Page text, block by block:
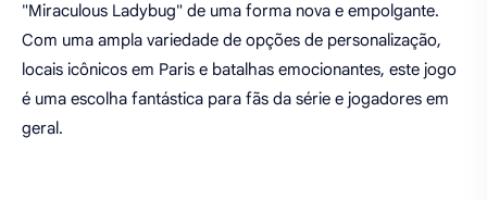
"Miraculous Ladybug" de uma forma nova e empolgante.
Com uma ampla variedade de opções de personalização,
locais icônicos em Paris e batalhas emocionantes, este jogo
é uma escolha fantástica para fãs da série e jogadores em
geral.